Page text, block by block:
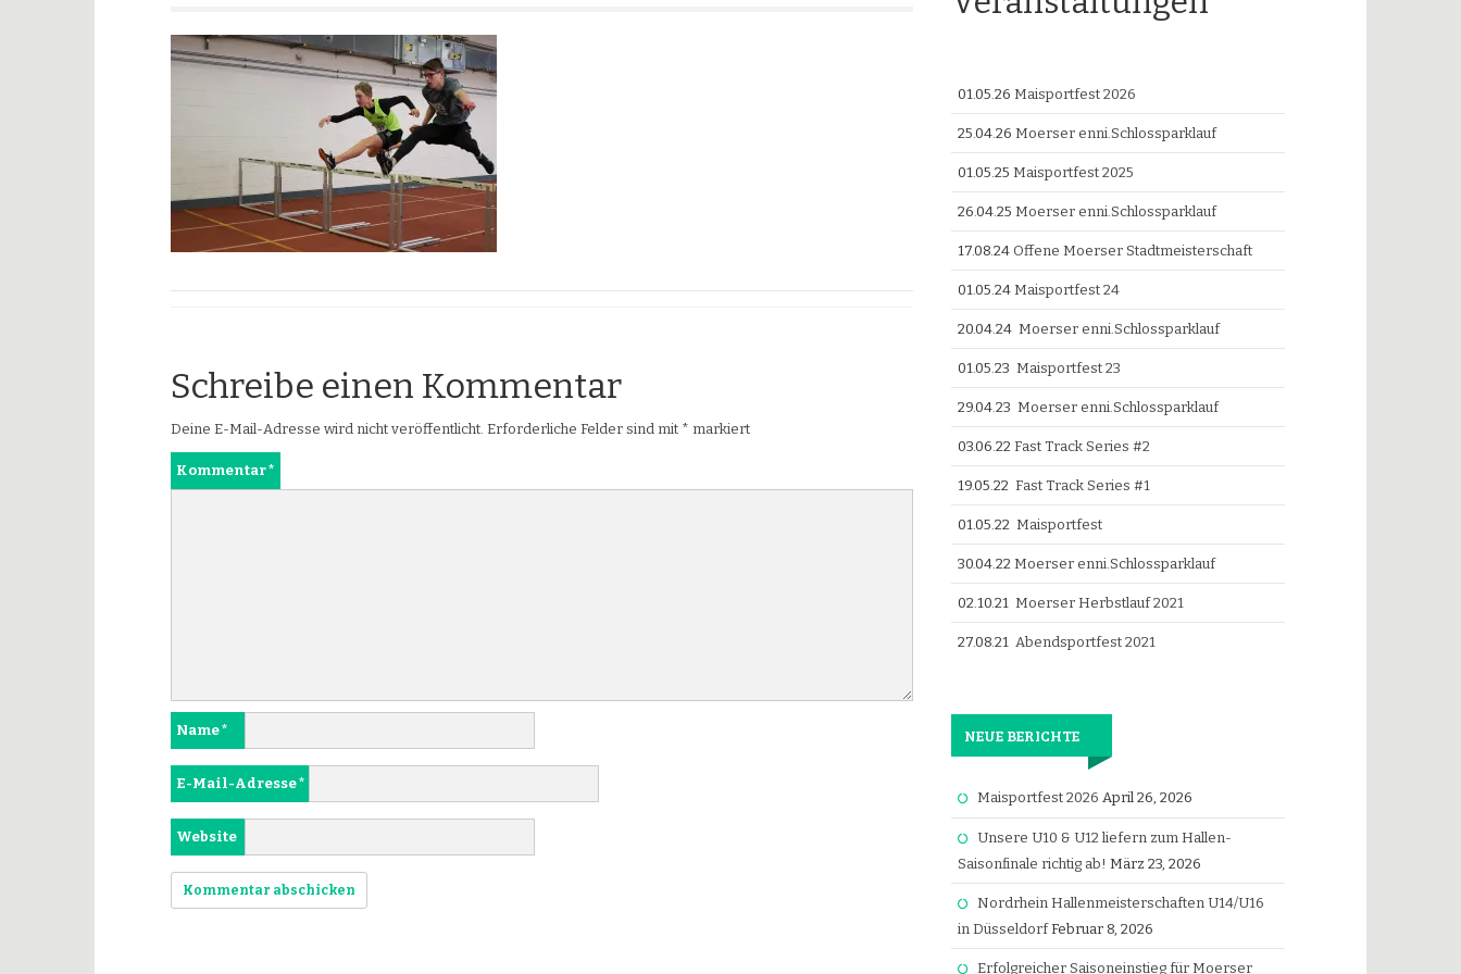
Schreibe einen Kommentar
Deine E-Mail-Adresse wird nicht veröffentlicht. Erforderliche Felder sind mit * markiert
Kommentar*
Name*
E-Mail-Adresse*
Website
01.05.26Maisportfest 2026
25.04.26Moerser enni.Schlossparklauf
01.05.25Maisportfest 2025
26.04.25Moerser enni.Schlossparklauf
17.08.24 Offene Moerser Stadtmeisterschaft
01.05.24Maisportfest 24
20.04.24Moerser enni.Schlossparklauf
01.05.23Maisportfest 23
29.04.23Moerser enni.Schlossparklauf
03.06.22Fast Track Series #2
19.05.22Fast Track Series #1
01.05.22Maisportfest
30.04.22Moerser enni.Schlossparklauf
02.10.21Moerser Herbstlauf 2021
27.08.21 Abendsportfest 2021
NEUE BERICHTE
Maisportfest 2026 April 26, 2026
Unsere U10 & U12 liefern zum Hallen-
Saisonfinale richtig ab! März 23, 2026
Nordrhein Hallenmeisterschaften U14/U16
in Düsseldorf Februar 8, 2026
Erfolgreicher Saisoneinstieg für Moerser